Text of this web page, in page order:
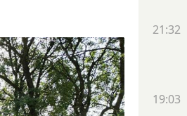
21:32
19:03